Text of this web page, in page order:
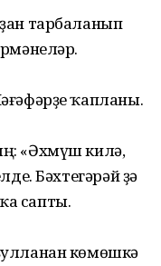
тарбаланып
ҡапланы.
«Әхмүш килә,
Бәхтегәрәй ҙә
сапты.
көмөшкә